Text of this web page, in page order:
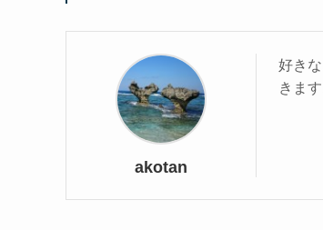
akotan
好き
きま